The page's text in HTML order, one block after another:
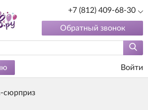
+7 (812) 409-68-30
Обратный звонок
Войти
сюрприз